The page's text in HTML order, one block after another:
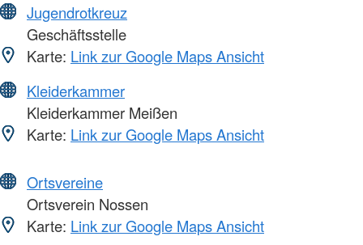
Jugendrotkreuz
Geschäftsstelle
Karte: Link zur Google Maps Ansicht
Kleiderkammer
Kleiderkammer Meißen
Karte: Link zur Google Maps Ansicht
Ortsvereine
Ortsverein Nossen
Karte: Link zur Google Maps Ansicht